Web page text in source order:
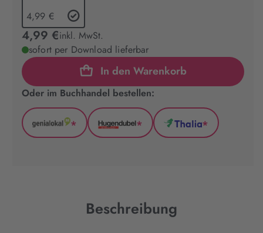
4,99 €
4,99 €inkl. MwSt.
sofort per Download lieferbar
In den Warenkorb
Oder im Buchhandel bestellen:
GenialLokal
*
Hugendubel
*
Thalia
*
Beschreibung